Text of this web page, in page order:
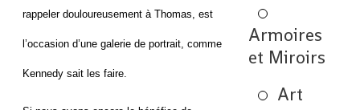
rappeler douloureusement à Thomas, est
l’occasion d’une galerie de portrait, comme
Kennedy sait les faire.
Armoires
et Miroirs
Art